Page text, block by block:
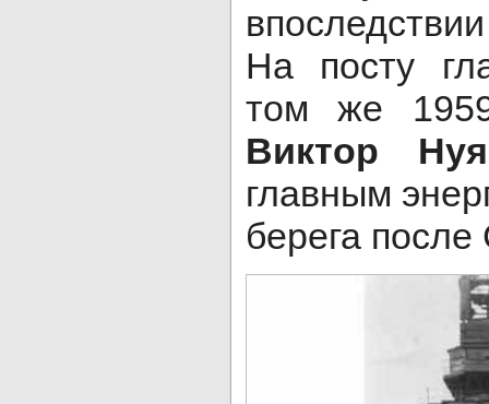
На посту
том же
Виктор
главным
берега